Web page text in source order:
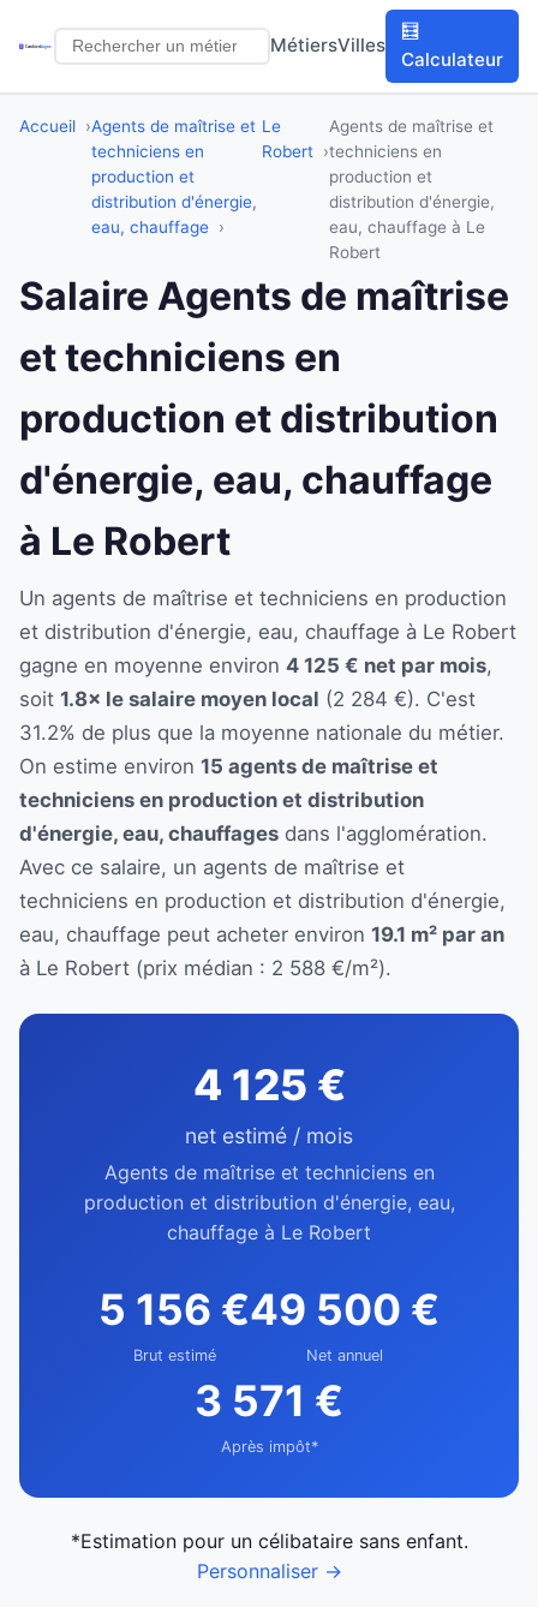
MétiersVilles
🧮
Calculateur
Accueil
Agents de maîtrise et
techniciens en
production et
distribution d'énergie,
eau, chauffage
Le
Robert
Agents de maîtrise et
techniciens en
production et
distribution d'énergie,
eau, chauffage à Le
Robert
Salaire Agents de maîtrise
et techniciens en
production et distribution
d'énergie, eau, chauffage
à Le Robert
Un agents de maîtrise et techniciens en production
et distribution d'énergie, eau, chauffage à Le Robert
gagne en moyenne environ 4 125 € net par mois,
soit 1.8× le salaire moyen local (2 284 €). C'est
31.2% de plus que la moyenne nationale du métier.
On estime environ 15 agents de maîtrise et
techniciens en production et distribution
d'énergie, eau, chauffages dans l'agglomération.
Avec ce salaire, un agents de maîtrise et
techniciens en production et distribution d'énergie,
eau, chauffage peut acheter environ 19.1 m² par an
à Le Robert (prix médian : 2 588 €/m²).
4 125 €
net estimé / mois
Agents de maîtrise et techniciens en
production et distribution d'énergie, eau,
chauffage à Le Robert
5 156 €
Brut estimé
49 500 €
Net annuel
3 571 €
Après impôt*
*Estimation pour un célibataire sans enfant.
Personnaliser →